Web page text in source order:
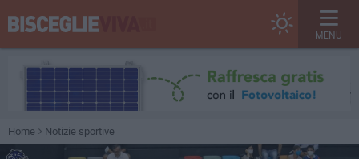
MENU
Home Notizie sportive